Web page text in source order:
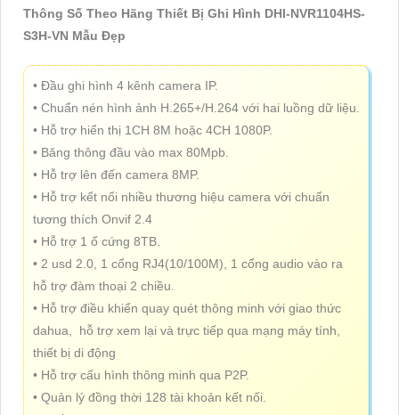
Thông Số Theo Hãng Thiết Bị Ghi Hình DHI-NVR1104HS-
S3H-VN Mẫu Đẹp
• Đầu ghi hình 4 kênh camera IP.
• Chuẩn nén hình ảnh H.265+/H.264 với hai luồng dữ liệu.
• Hỗ trợ hiển thị 1CH 8M hoặc 4CH 1080P.
• Băng thông đầu vào max 80Mpb.
• Hỗ trợ lên đến camera 8MP.
• Hỗ trợ kết nối nhiều thương hiệu camera với chuẩn
tương thích Onvif 2.4
• Hỗ trợ 1 ổ cứng 8TB.
• 2 usd 2.0, 1 cổng RJ4(10/100M), 1 cổng audio vào ra
hỗ trợ đàm thoại 2 chiều.
• Hỗ trợ điều khiển quay quét thông minh với giao thức
dahua, hỗ trợ xem lại và trực tiếp qua mạng máy tính,
thiết bị di động
• Hỗ trợ cấu hình thông minh qua P2P.
• Quản lý đồng thời 128 tài khoản kết nối.